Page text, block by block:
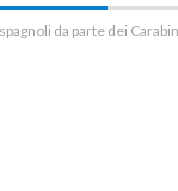
da parte dei